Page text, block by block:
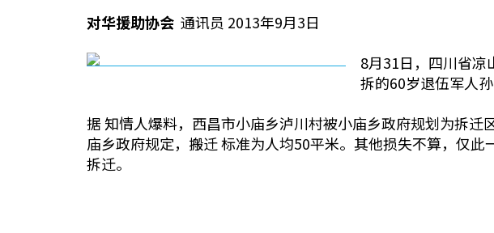
对华援助协会 通讯员 2013年9月3日
8月31日，四川省凉
拆的60岁退伍军人
据 知情人爆料，西昌市小庙乡泸川村被小庙乡政府规划为拆
庙乡政府规定，搬迁 标准为人均50平米。其他损失不算，仅
拆迁。